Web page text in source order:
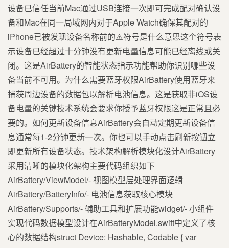
设备已信任当前Mac通过USB连接一次即可完成配对确认设
备和Mac在同一局域网内对于Apple Watch确保其配对的
iPhone已被发现设备名称前的⚠️符号是什么意思这个符号表
示设备已经超过十分钟没有更新电量信息可能已经离线或关
闭。这是AirBattery的智能状态指示功能帮助你识别哪些设
备当前不可用。为什么需要蓝牙权限AirBattery使用蓝牙来
捕获周边设备的数据包以解析电池信息。这是获取非iOS设
备电量的关键技术系统会要求你授予蓝牙权限这是正常且必
要的。如何更新设备信息AirBattery会自动定期更新设备信
息通常每1-2分钟更新一次。你也可以手动点击刷新按钮立
即更新所有设备状态。技术架构解析模块化设计AirBattery
采用清晰的模块化架构主要代码组织如下
AirBattery/ViewModel/- 视图模型层处理界面逻辑
AirBattery/BatteryInfo/- 电池信息获取核心模块
AirBattery/Supports/- 辅助工具和扩展功能widget/- 小组件
实现代码数据模型设计在AirBatteryModel.swift中定义了核
心的数据结构struct Device: Hashable, Codable { var